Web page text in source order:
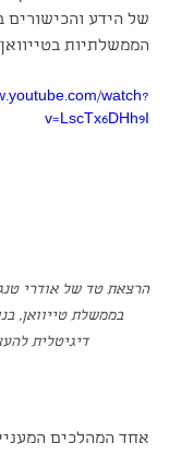
של הידע
הממשלתיות
watch?
v=LscTx6DHh9I
הרצאת טד של אודרי
בממשלת טייוואן,
דיגיטלית
אחד המהלכים